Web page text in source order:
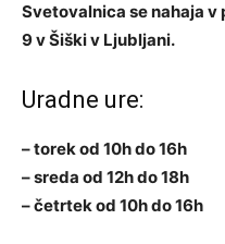
Svetovalnica se nahaja v
9 v Šiški v Ljubljani.
Uradne ure:
– torek od 10h do 16h
– sreda od 12h do 18h
– četrtek od 10h do 16h